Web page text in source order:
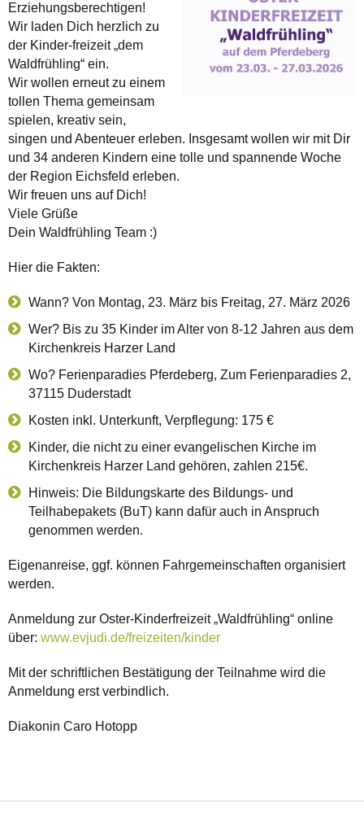
Erziehungsberechtigen!
Wir laden Dich herzlich zu
der Kinder-freizeit „dem
Waldfrühling“ ein.
Wir wollen erneut zu einem
tollen Thema gemeinsam
spielen, kreativ sein,
singen und Abenteuer erleben. Insgesamt wollen wir mit Dir
und 34 anderen Kindern eine tolle und spannende Woche
der Region Eichsfeld erleben.
Wir freuen uns auf Dich!
Viele Grüße
Dein Waldfrühling Team :)
Hier die Fakten:
Wann? Von Montag, 23. März bis Freitag, 27. März 2026
Wer? Bis zu 35 Kinder im Alter von 8-12 Jahren aus dem
Kirchenkreis Harzer Land
Wo? Ferienparadies Pferdeberg, Zum Ferienparadies 2,
37115 Duderstadt
Kosten inkl. Unterkunft, Verpflegung: 175 €
Kinder, die nicht zu einer evangelischen Kirche im
Kirchenkreis Harzer Land gehören, zahlen 215€.
Hinweis: Die Bildungskarte des Bildungs- und
Teilhabepakets (BuT) kann dafür auch in Anspruch
genommen werden.
Eigenanreise, ggf. können Fahrgemeinschaften organisiert
werden.
Anmeldung zur Oster-Kinderfreizeit „Waldfrühling“ online
über: www.evjudi.de/freizeiten/kinder
Mit der schriftlichen Bestätigung der Teilnahme wird die
Anmeldung erst verbindlich.
Diakonin Caro Hotopp